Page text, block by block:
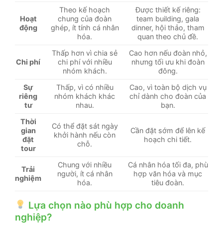
Hoạt
động
Theo kế hoạch
chung của đoàn
ghép, ít tính cá nhân
hóa.
Được thiết kế riêng:
team building, gala
dinner, hội thảo, tham
quan theo chủ đề.
Chi phí
Thấp hơn vì chia sẻ
chi phí với nhiều
nhóm khách.
Cao hơn nếu đoàn nhỏ,
nhưng tối ưu khi đoàn
đông.
Sự
riêng
tư
Thấp, vì có nhiều
nhóm khách khác
nhau.
Cao, vì toàn bộ dịch vụ
chỉ dành cho đoàn của
bạn.
Thời
gian
đặt
tour
Có thể đặt sát ngày
khởi hành nếu còn
chỗ.
Cần đặt sớm để lên kế
hoạch chi tiết.
Trải
nghiệm
Chung với nhiều
người, ít cá nhân
hóa.
Cá nhân hóa tối đa, phù
hợp văn hóa và mục
tiêu đoàn.
Lựa chọn nào phù hợp cho doanh
nghiệp?